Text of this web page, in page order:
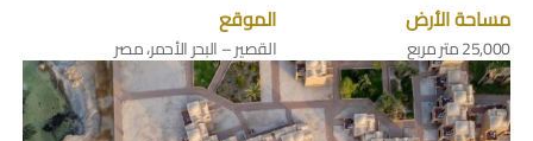
مساحة الأرض
25,000 متر مربع
الموقع
القصير – البحر الأحمر، مصر